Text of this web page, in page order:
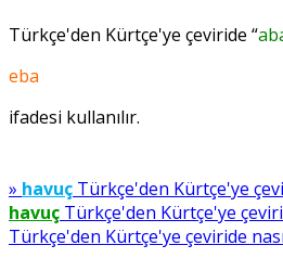
Türkçe'den Kürtçe'ye çeviride “
eba
ifadesi kullanılır.
» havuç Türkçe'den Kürtçe'ye
havuç Türkçe'den Kürtçe'ye
Türkçe'den Kürtçe'ye çeviride